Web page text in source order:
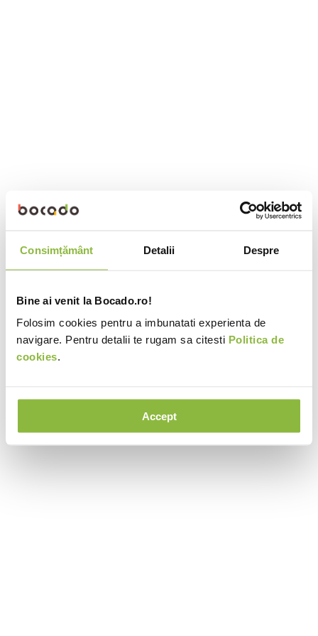
Consimțământ Detalii Despre
Bine ai venit la Bocado.ro!
Folosim cookies pentru a imbunatati experienta de
navigare. Pentru detalii te rugam sa citesti Politica de
cookies.
Accept